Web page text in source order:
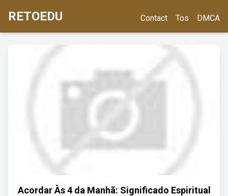
RETOEDU Contact Tos DMCA
Acordar Às 4 da Manhã: Significado Espiritual